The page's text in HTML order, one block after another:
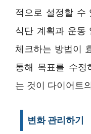
적으로 설정할 수
식단 계획과 운동
체크하는 방법이
통해 목표를 수정
는 것이 다이어트
변화 관리하기